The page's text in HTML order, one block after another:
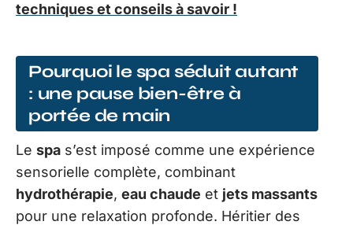
techniques et conseils à savoir !
Pourquoi le spa séduit autant
: une pause bien-être à
portée de main
Le spa s’est imposé comme une expérience
sensorielle complète, combinant
hydrothérapie, eau chaude et jets massants
pour une relaxation profonde. Héritier des